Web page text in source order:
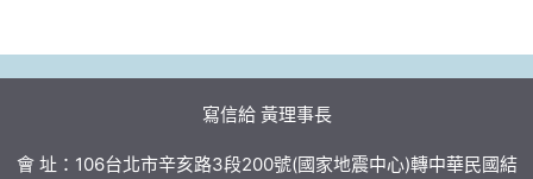
寫信給 黃理事長
會 址：106台北市辛亥路3段200號(國家地震中心)轉中華民國結